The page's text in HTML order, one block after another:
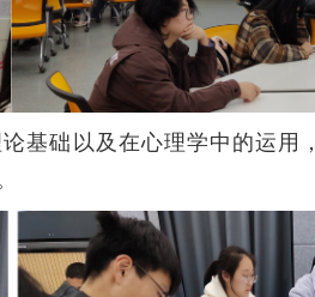
基础以及在心理学中的运用